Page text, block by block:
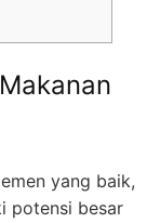
yang baik,
potensi besar